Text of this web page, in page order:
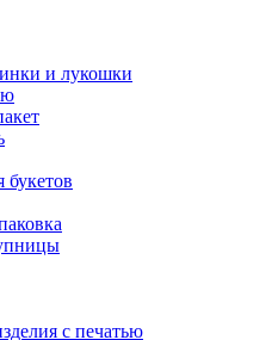
и лукошки
букетов
с печатью